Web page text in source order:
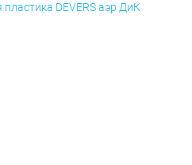
DEVERS аэр ДиК